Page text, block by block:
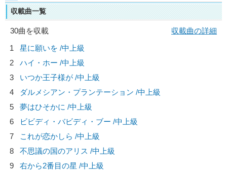
収載曲一覧
30曲を収載
収載曲の詳細
1
星に願いを /中上級
2
ハイ・ホー /中上級
3
いつか王子様が /中上級
4
ダルメシアン・プランテーション /中上級
5
夢はひそかに /中上級
6
ビビディ・バビディ・ブー /中上級
7
これが恋かしら /中上級
8
不思議の国のアリス /中上級
9
右から2番目の星 /中上級